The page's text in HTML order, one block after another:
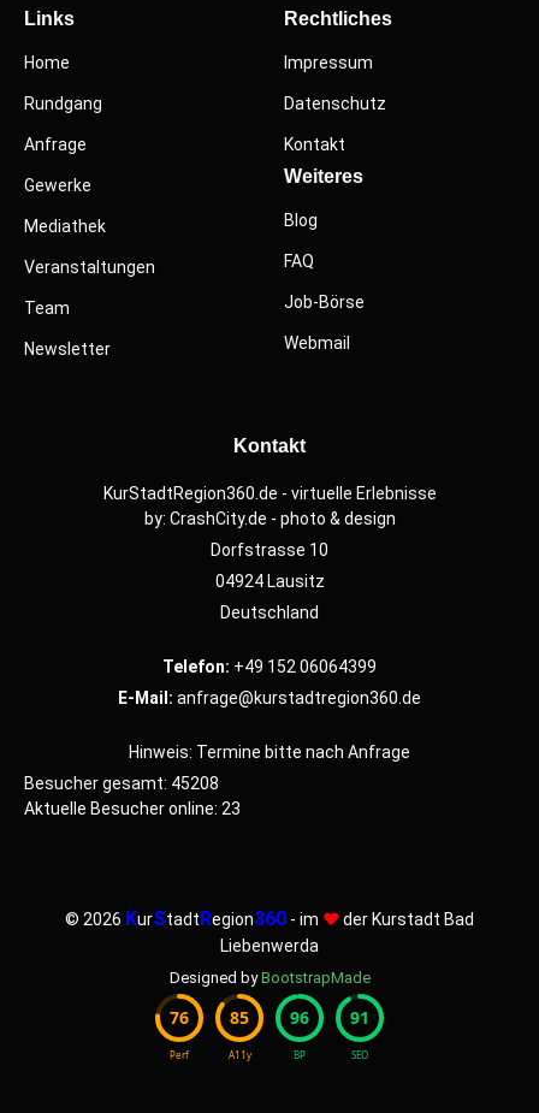
Links
Home
Rundgang
Anfrage
Gewerke
Mediathek
Veranstaltungen
Team
Newsletter
Rechtliches
Impressum
Datenschutz
Kontakt
Weiteres
Blog
FAQ
Job-Börse
Webmail
Kontakt
KurStadtRegion360.de - virtuelle Erlebnisse
by: CrashCity.de - photo & design
Dorfstrasse 10
04924 Lausitz
Deutschland
Telefon: +49 152 06064399
E-Mail: anfrage@kurstadtregion360.de
Hinweis: Termine bitte nach Anfrage
Besucher gesamt: 45208
Aktuelle Besucher online: 23
© 2026 KurStadtRegion360 - im ♥der Kurstadt Bad
Liebenwerda
Designed byBootstrapMade